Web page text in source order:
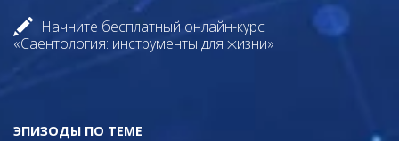
Начните бесплатный онлайн-курс
«Саентология: инструменты для жизни»
ЭПИЗОДЫ ПО ТЕМЕ